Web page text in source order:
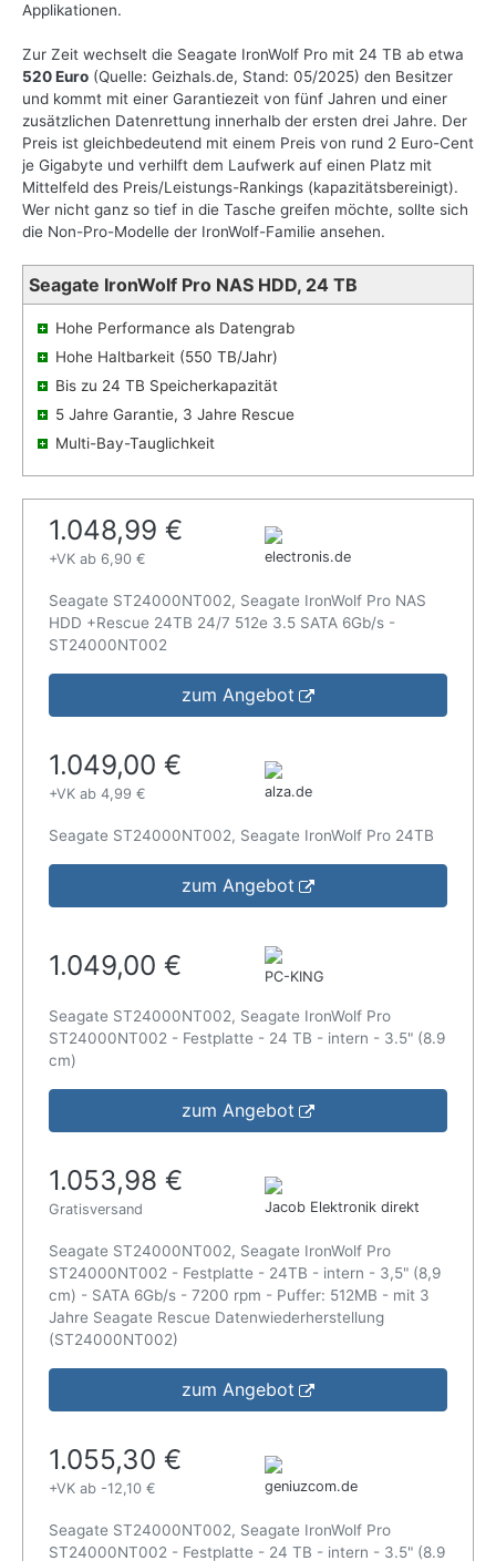
Applikationen.
Zur Zeit wechselt die Seagate IronWolf Pro mit 24 TB ab etwa
520 Euro (Quelle: Geizhals.de, Stand: 05/2025) den Besitzer
und kommt mit einer Garantiezeit von fünf Jahren und einer
zusätzlichen Datenrettung innerhalb der ersten drei Jahre. Der
Preis ist gleichbedeutend mit einem Preis von rund 2 Euro-Cent
je Gigabyte und verhilft dem Laufwerk auf einen Platz mit
Mittelfeld des Preis/Leistungs-Rankings (kapazitätsbereinigt).
Wer nicht ganz so tief in die Tasche greifen möchte, sollte sich
die Non-Pro-Modelle der IronWolf-Familie ansehen.
Seagate IronWolf Pro NAS HDD, 24 TB
Hohe Performance als Datengrab
Hohe Haltbarkeit (550 TB/Jahr)
Bis zu 24 TB Speicherkapazität
5 Jahre Garantie, 3 Jahre Rescue
Multi-Bay-Tauglichkeit
1.048,99 €
+VK ab 6,90 € electronis.de
Seagate ST24000NT002, Seagate IronWolf Pro NAS
HDD +Rescue 24TB 24/7 512e 3.5 SATA 6Gb/s -
ST24000NT002
zum Angebot
1.049,00 €
+VK ab 4,99 € alza.de
Seagate ST24000NT002, Seagate IronWolf Pro 24TB
zum Angebot
1.049,00 € PC-KING
Seagate ST24000NT002, Seagate IronWolf Pro
ST24000NT002 - Festplatte - 24 TB - intern - 3.5" (8.9
cm)
zum Angebot
1.053,98 €
Gratisversand Jacob Elektronik direkt
Seagate ST24000NT002, Seagate IronWolf Pro
ST24000NT002 - Festplatte - 24TB - intern - 3,5" (8,9
cm) - SATA 6Gb/s - 7200 rpm - Puffer: 512MB - mit 3
Jahre Seagate Rescue Datenwiederherstellung
(ST24000NT002)
zum Angebot
1.055,30 €
+VK ab -12,10 € geniuzcom.de
Seagate ST24000NT002, Seagate IronWolf Pro
ST24000NT002 - Festplatte - 24 TB - intern - 3.5" (8.9